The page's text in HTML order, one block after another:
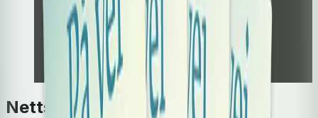
Nyhetsbrev
Send inn manus
Priser og nominasjoner
Stipender og minnepriser
Kataloger
Rapport 2025
Nettsteder